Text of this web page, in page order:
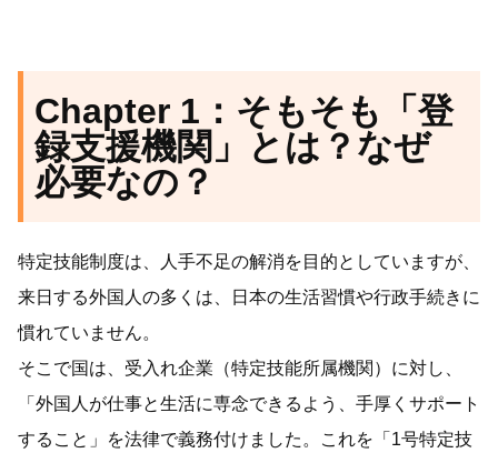
Chapter 1：そもそも「登
録支援機関」とは？なぜ
必要なの？
特定技能制度は、人手不足の解消を目的としていますが、
来日する外国人の多くは、日本の生活習慣や行政手続きに
慣れていません。
そこで国は、受入れ企業（特定技能所属機関）に対し、
「外国人が仕事と生活に専念できるよう、手厚くサポート
すること」を法律で義務付けました。これを「1号特定技